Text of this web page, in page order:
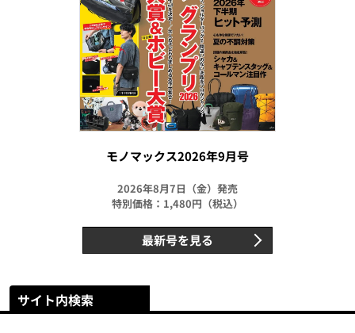
モノマックス2026年9月号
2026年8月7日（金）発売
特別価格：1,480円（税込）
最新号を見る
サイト内検索